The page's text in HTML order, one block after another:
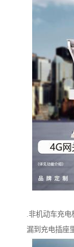
.非机动车充
漏到充电插座